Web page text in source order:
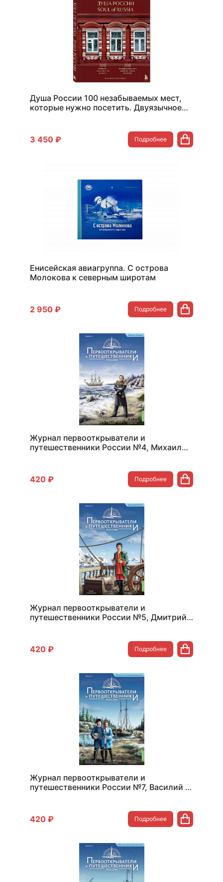
Душа России 100 незабываемых мест,
которые нужно посетить. Двуязычное
3 450 ₽ Подробнее
Енисейская авиагруппа. С острова
Молокова к северным широтам
2 950 ₽ Подробнее
Журнал первооткрыватели и
путешественники России №4, Михаил
420 ₽ Подробнее
Журнал первооткрыватели и
путешественники России №5, Дмитрий
420 ₽ Подробнее
Журнал первооткрыватели и
путешественники России №7, Василий и
420 ₽ Подробнее